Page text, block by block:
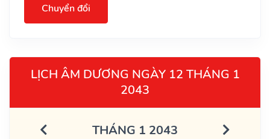
Chuyển đổi
LỊCH ÂM DƯƠNG NGÀY 12 THÁNG 1
2043
THÁNG 1 2043